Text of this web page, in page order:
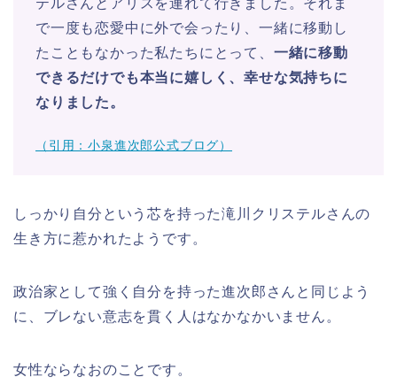
テルさんとアリスを連れて行きました。それま
で一度も恋愛中に外で会ったり、一緒に移動し
たこともなかった私たちにとって、 一緒に移動
できるだけでも本当に嬉しく、幸せな気持ちに
なりました。
（引用：小泉進次郎公式ブログ）
しっかり自分という芯を持った滝川クリステルさんの
生き方に惹かれたようです。
政治家として強く自分を持った進次郎さんと同じよう
に、ブレない意志を貫く人はなかなかいません。
女性ならなおのことです。